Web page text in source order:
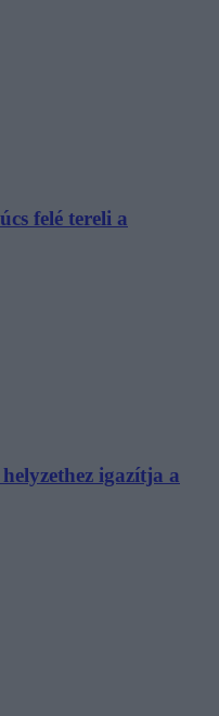
felé tereli a
igazítja a